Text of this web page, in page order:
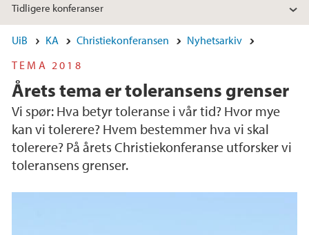
Tidligere konferanser
UiB KA Christiekonferansen
Nyhetsarkiv
TEMA 2018
Årets tema er toleransens grenser
Vi spør: Hva betyr toleranse i vår tid? Hvor mye
kan vi tolerere? Hvem bestemmer hva vi skal
tolerere? På årets Christiekonferanse utforsker vi
toleransens grenser.